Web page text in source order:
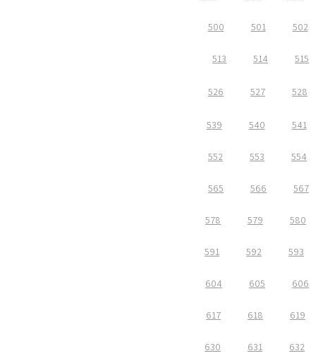
500 501 502
513 514 515
526 527 528
539 540 541
552 553 554
565 566 567
578 579 580
591 592 593
604 605 606
617 618 619
630 631 632